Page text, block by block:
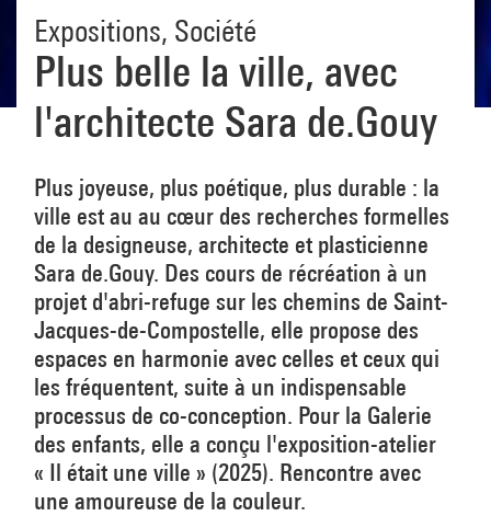
Expositions, Société
Plus belle la ville, avec
l'architecte Sara de.Gouy
Plus joyeuse, plus poétique, plus durable : la
ville est au au cœur des recherches formelles
de la designeuse, architecte et plasticienne
Sara de.Gouy. Des cours de récréation à un
projet d'abri-refuge sur les chemins de Saint-
Jacques-de-Compostelle, elle propose des
espaces en harmonie avec celles et ceux qui
les fréquentent, suite à un indispensable
processus de co-conception. Pour la Galerie
des enfants, elle a conçu l'exposition-atelier
« Il était une ville » (2025). Rencontre avec
une amoureuse de la couleur.